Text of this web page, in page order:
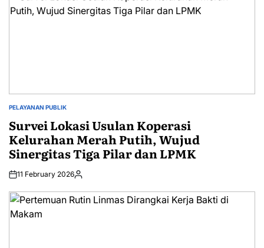
POSTED
PELAYANAN PUBLIK
Survei Lokasi Usulan Koperasi
Kelurahan Merah Putih, Wujud
Sinergitas Tiga Pilar dan LPMK
11 February 2026Posted